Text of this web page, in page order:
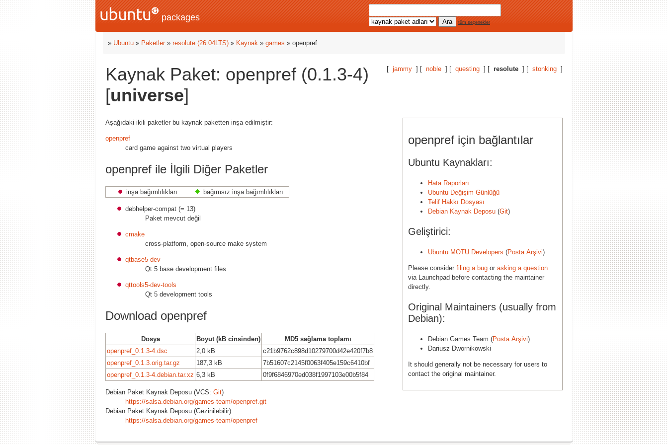
packages tüm seçenekler
» Ubuntu » Paketler» resolute (26.04LTS) » Kaynak » games » openpref
[ jammy ] [ noble ] [ questing ] [ resolute ] [ stonking ]
Kaynak Paket: openpref (0.1.3-4)
[universe]
openpref için bağlantılar
Ubuntu Kaynakları:
Hata Raporları
Ubuntu Değişim Günlüğü
Telif Hakkı Dosyası
Debian Kaynak Deposu (Git)
Geliştirici:
Ubuntu MOTU Developers (Posta Arşivi)
Please consider filing a bug or asking a question
via Launchpad before contacting the maintainer
directly.
Original Maintainers (usually from
Debian):
Debian Games Team (Posta Arşivi)
Dariusz Dwornikowski
It should generally not be necessary for users to
contact the original maintainer.
Aşağıdaki ikili paketler bu kaynak paketten inşa edilmiştir:
openpref
card game against two virtual players
openpref ile İlgili Diğer Paketler
inşa bağımlılıkları bağımsız inşa bağımlılıkları
debhelper-compat (= 13)
Paket mevcut değil
cmake
cross-platform, open-source make system
qtbase5-dev
Qt 5 base development files
qttools5-dev-tools
Qt 5 development tools
Download openpref
Dosya Boyut (kB cinsinden)
MD5 sağlama toplamı
openpref_0.1.3-4.dsc
2,0 kB
c21b9762c898d10279700d42e420f7b8
openpref_0.1.3.orig.tar.gz
187,3 kB
7b51607c2145f0063f405e159c6410bf
openpref_0.1.3-4.debian.tar.xz 6,3 kB 0f9f6846970ed038f1997103e00b5f84
Debian Paket Kaynak Deposu (VCS: Git)
https://salsa.debian.org/games-team/openpref.git
Debian Paket Kaynak Deposu (Gezinilebilir)
https://salsa.debian.org/games-team/openpref